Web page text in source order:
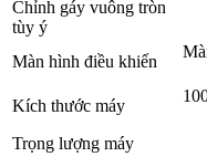
Chỉnh gáy vuông tròn
tùy ý
Màn hình điều khiển
Kích thước máy
Trọng lượng máy